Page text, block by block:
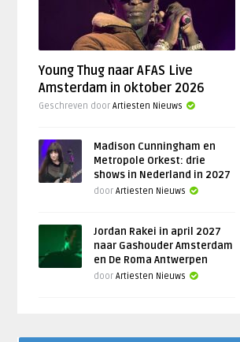
Young Thug naar AFAS Live
Amsterdam in oktober 2026
Geschreven doorArtiesten Nieuws
Madison Cunningham en
Metropole Orkest: drie
shows in Nederland in 2027
doorArtiesten Nieuws
Jordan Rakei in april 2027
naar Gashouder Amsterdam
en De Roma Antwerpen
doorArtiesten Nieuws